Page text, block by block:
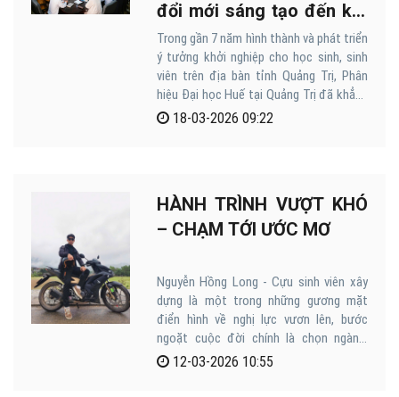
đổi mới sáng tạo đến kết
nối hệ sinh thái vườn ươm
khởi nghiệp
Trong gần 7 năm hình thành và phát triển
ý tưởng khởi nghiệp cho học sinh, sinh
viên trên địa bàn tỉnh Quảng Trị, Phân
hiệu Đại học Huế tại Quảng Trị đã khẳng
định vai trò là một trong những đơn vị
nghiệp tại địa phương.
18-03-2026 09:22
HÀNH TRÌNH VƯỢT KHÓ
– CHẠM TỚI ƯỚC MƠ
Nguyễn Hồng Long - Cựu sinh viên xây
dựng là một trong những gương mặt
điển hình về nghị lực vươn lên, bước
ngoặt cuộc đời chính là chọn ngành,
chọn trường tại Phân hiệu Đại học Huế.
12-03-2026 10:55